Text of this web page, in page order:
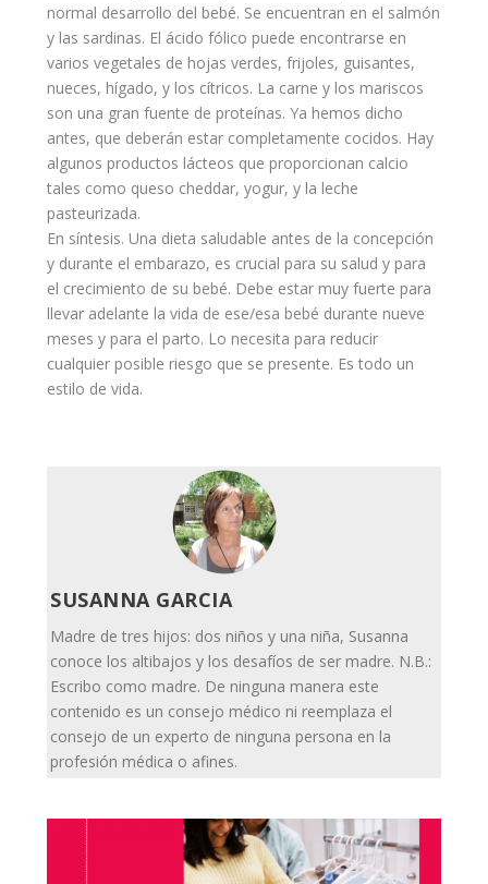
normal desarrollo del bebé. Se encuentran en el salmón
y las sardinas. El ácido fólico puede encontrarse en
varios vegetales de hojas verdes, frijoles, guisantes,
nueces, hígado, y los cítricos. La carne y los mariscos
son una gran fuente de proteínas. Ya hemos dicho
antes, que deberán estar completamente cocidos. Hay
algunos productos lácteos que proporcionan calcio
tales como queso cheddar, yogur, y la leche
pasteurizada.
En síntesis. Una dieta saludable antes de la concepción
y durante el embarazo, es crucial para su salud y para
el crecimiento de su bebé. Debe estar muy fuerte para
llevar adelante la vida de ese/esa bebé durante nueve
meses y para el parto. Lo necesita para reducir
cualquier posible riesgo que se presente. Es todo un
estilo de vida.
SUSANNA GARCIA
Madre de tres hijos: dos niños y una niña, Susanna
conoce los altibajos y los desafíos de ser madre. N.B.:
Escribo como madre. De ninguna manera este
contenido es un consejo médico ni reemplaza el
consejo de un experto de ninguna persona en la
profesión médica o afines.